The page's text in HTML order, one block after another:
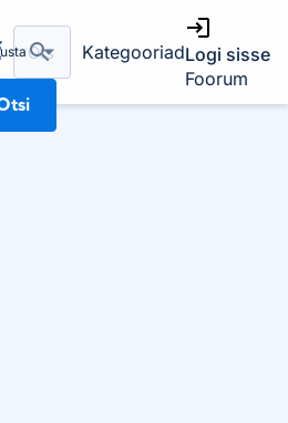
KategooriadLogi sisse
Foorum